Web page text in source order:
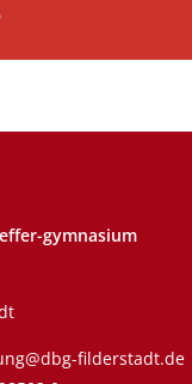
gymnasium
filderstadt.de